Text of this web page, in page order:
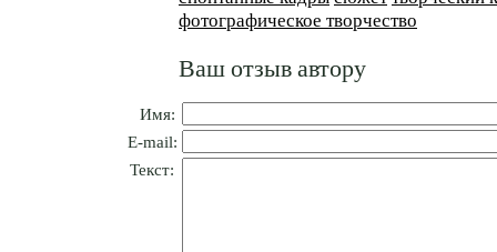
фотографическое творчество
Ваш отзыв автору
Имя:
E-mail:
Текст: